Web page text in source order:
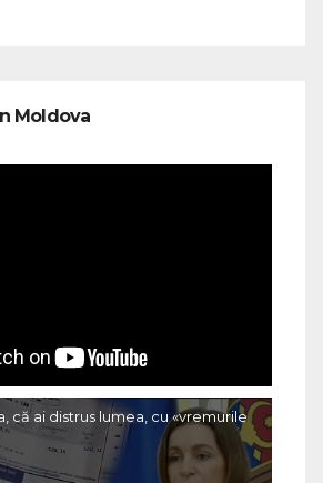
Moldova
că ai distrus lumea, cu «vremurile